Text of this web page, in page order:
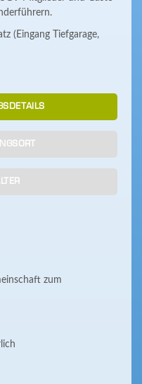
(Eingang Tiefgarage,
zum